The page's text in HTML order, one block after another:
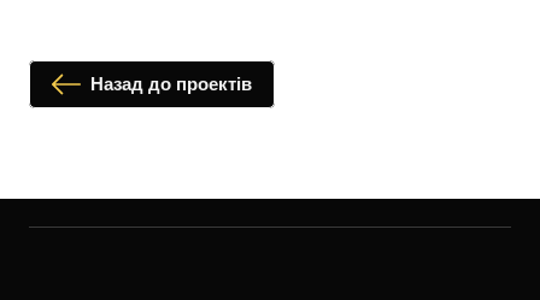
Назад до проектів